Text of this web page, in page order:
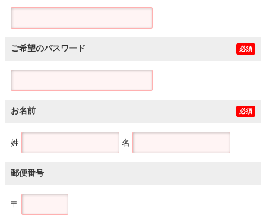
ご希望のパスワード 必須
お名前 必須
姓 名
郵便番号
〒